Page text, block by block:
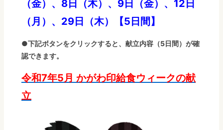
（金）、8日（木）、9日（金）、12日
（月）、29日（木）【5日間】
●下記ボタンをクリックすると、献立内容（5日間）が確
認できます。
令和7年5月 かがわ印給食ウィークの献
立